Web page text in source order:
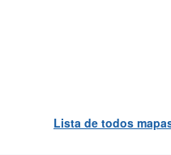
Lista de todos